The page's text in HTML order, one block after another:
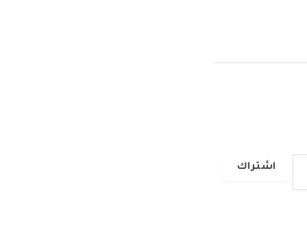
اشتراك